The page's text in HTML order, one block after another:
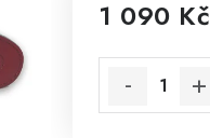
1 090 Kč